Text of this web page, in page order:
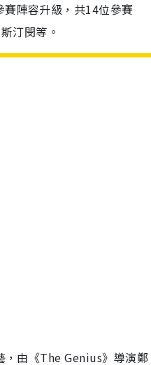
陣容升級，共14位參賽
汀閔等。
由《The Genius》導演鄭